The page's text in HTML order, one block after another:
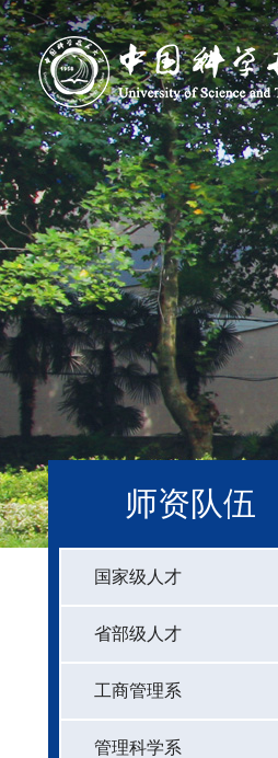
师资队伍
国家级人才
省部级人才
工商管理系
管理科学系